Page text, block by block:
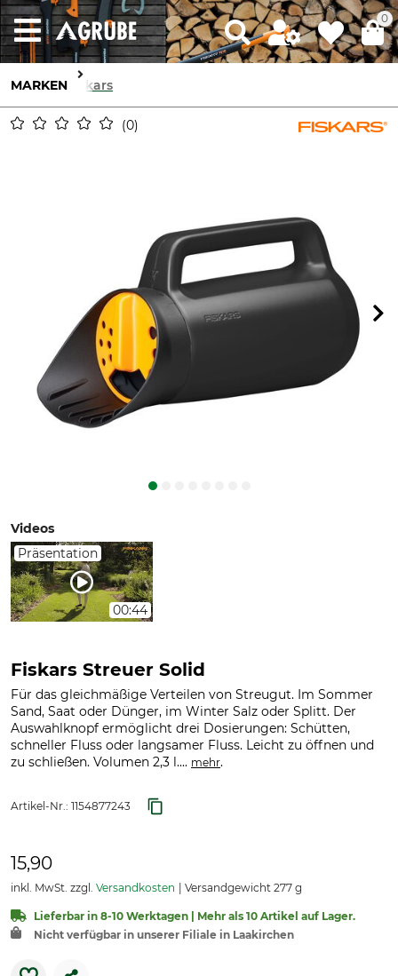
0
MARKEN Fiskars
0
Videos
Präsentation
00:44
Fiskars Streuer Solid
Für das gleichmäßige Verteilen von Streugut. Im Sommer
Sand, Saat oder Dünger, im Winter Salz oder Splitt. Der
Auswahlknopf ermöglicht drei Dosierungen: Schütten,
schneller Fluss oder langsamer Fluss. Leicht zu öffnen und
zu schließen. Volumen 2,3 l.... mehr.
Artikel-Nr.: 1154877243
15,90
inkl. MwSt. zzgl. Versandkosten Versandgewicht 277 g
Lieferbar in 8-10 Werktagen | Mehr als 10 Artikel auf Lager.
Nicht verfügbar in unserer Filiale in Laakirchen